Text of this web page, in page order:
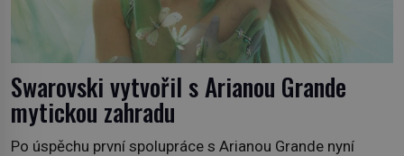
Swarovski vytvořil s Arianou Grande
mytickou zahradu
Po úspěchu první spolupráce s Arianou Grande nyní